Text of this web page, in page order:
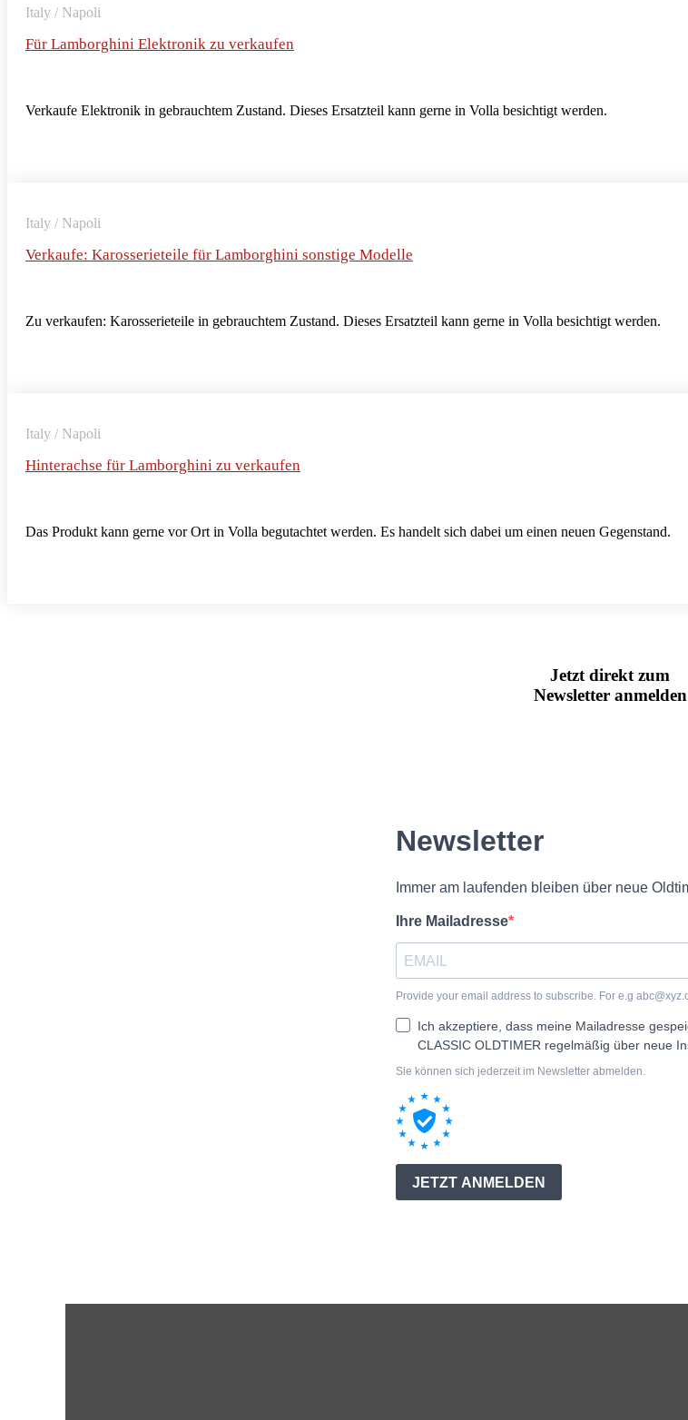
Italy / Napoli
Für Lamborghini Elektronik zu verkaufen
Verkaufe Elektronik in gebrauchtem Zustand. Dieses Ersatzteil kann gerne in Volla besichtigt werden.
Italy / Napoli
Verkaufe: Karosserieteile für Lamborghini sonstige Modelle
Zu verkaufen: Karosserieteile in gebrauchtem Zustand. Dieses Ersatzteil kann gerne in Volla besichtigt werden.
Italy / Napoli
Hinterachse für Lamborghini zu verkaufen
Das Produkt kann gerne vor Ort in Volla begutachtet werden. Es handelt sich dabei um einen neuen Gegenstand.
Jetzt direkt zum
Newsletter anmelden